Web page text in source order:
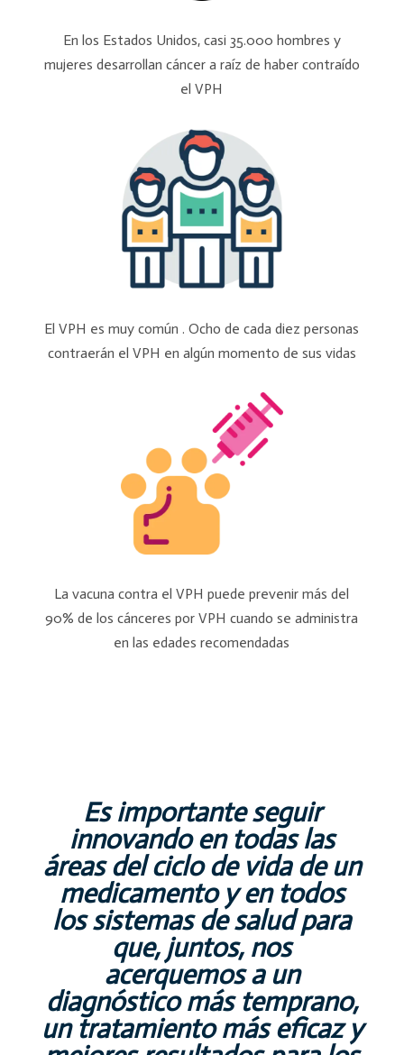
En los Estados Unidos, casi 35.000 hombres y
mujeres desarrollan cáncer a raíz de haber contraído
el VPH
El VPH es muy común . Ocho de cada diez personas
contraerán el VPH en algún momento de sus vidas
La vacuna contra el VPH puede prevenir más del
90% de los cánceres por VPH cuando se administra
en las edades recomendadas
Es importante seguir
innovando en todas las
áreas del ciclo de vida de un
medicamento y en todos
los sistemas de salud para
que, juntos, nos
acerquemos a un
diagnóstico más temprano,
un tratamiento más eficaz y